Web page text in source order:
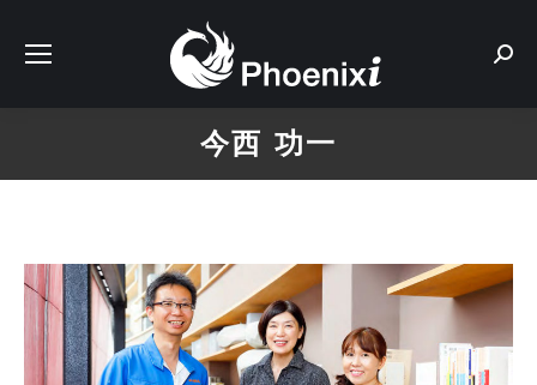
今西 功一